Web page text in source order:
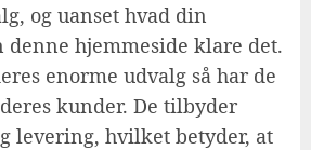
og uanset hvad din
denne hjemmeside klare det.
enorme udvalg så har de
kunder. De tilbyder
levering, hvilket betyder, at